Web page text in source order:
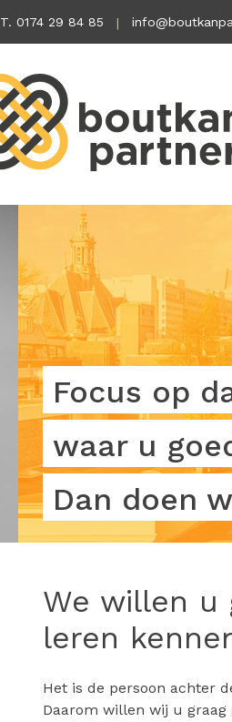
T. 0174 29 84 85
Focus op
waar u
Dan doen
We willen u
leren
Het is de persoon achter
Daarom willen wij u graag